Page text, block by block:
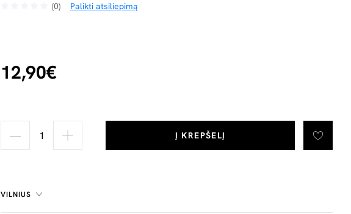
(0) Palikti atsiliepimą
12,90€
Į KREPŠELĮ
VILNIUS